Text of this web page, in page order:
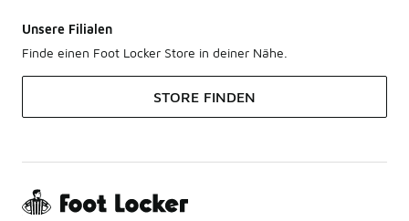
Unsere Filialen
Finde einen Foot Locker Store in deiner Nähe.
STORE FINDEN